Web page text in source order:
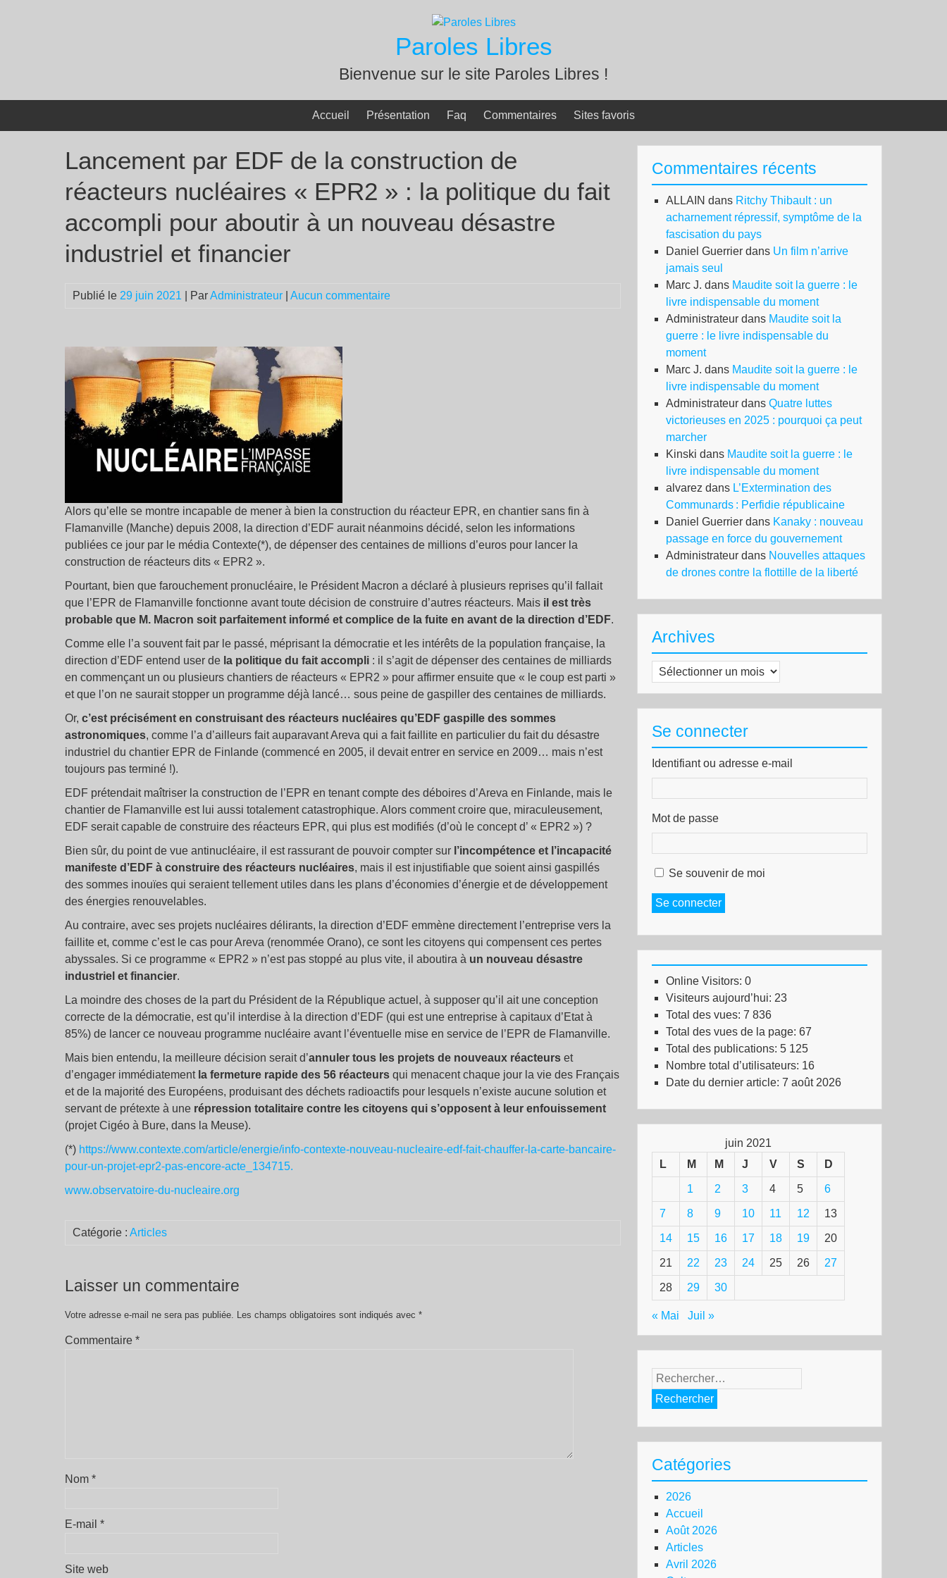
Paroles Libres
Bienvenue sur le site Paroles Libres !
Accueil Présentation Faq Commentaires Sites favoris
Lancement par EDF de la construction de
réacteurs nucléaires « EPR2 » : la politique du fait
accompli pour aboutir à un nouveau désastre
industriel et financier
Publié le 29 juin 2021 | ParAdministrateur Aucun commentaire
Alors qu’elle se montre incapable de mener à bien la construction du réacteur EPR, en chantier sans fin à
Flamanville (Manche) depuis 2008, la direction d’EDF aurait néanmoins décidé, selon les informations
publiées ce jour par le média Contexte(*), de dépenser des centaines de millions d’euros pour lancer la
construction de réacteurs dits « EPR2 ».
Pourtant, bien que farouchement pronucléaire, le Président Macron a déclaré à plusieurs reprises qu’il fallait
que l’EPR de Flamanville fonctionne avant toute décision de construire d’autres réacteurs. Mais il est très
probable que M. Macron soit parfaitement informé et complice de la fuite en avant de la direction d’EDF.
Comme elle l’a souvent fait par le passé, méprisant la démocratie et les intérêts de la population française, la
direction d’EDF entend user de la politique du fait accompli : il s’agit de dépenser des centaines de milliards
en commençant un ou plusieurs chantiers de réacteurs « EPR2 » pour affirmer ensuite que « le coup est parti »
et que l’on ne saurait stopper un programme déjà lancé… sous peine de gaspiller des centaines de milliards.
Or, c’est précisément en construisant des réacteurs nucléaires qu’EDF gaspille des sommes
astronomiques, comme l’a d’ailleurs fait auparavant Areva qui a fait faillite en particulier du fait du désastre
industriel du chantier EPR de Finlande (commencé en 2005, il devait entrer en service en 2009… mais n’est
toujours pas terminé !).
EDF prétendait maîtriser la construction de l’EPR en tenant compte des déboires d’Areva en Finlande, mais le
chantier de Flamanville est lui aussi totalement catastrophique. Alors comment croire que, miraculeusement,
EDF serait capable de construire des réacteurs EPR, qui plus est modifiés (d’où le concept d’ « EPR2 ») ?
Bien sûr, du point de vue antinucléaire, il est rassurant de pouvoir compter sur l’incompétence et l’incapacité
manifeste d’EDF à construire des réacteurs nucléaires, mais il est injustifiable que soient ainsi gaspillés
des sommes inouïes qui seraient tellement utiles dans les plans d’économies d’énergie et de développement
des énergies renouvelables.
Au contraire, avec ses projets nucléaires délirants, la direction d’EDF emmène directement l’entreprise vers la
faillite et, comme c’est le cas pour Areva (renommée Orano), ce sont les citoyens qui compensent ces pertes
abyssales. Si ce programme « EPR2 » n’est pas stoppé au plus vite, il aboutira à un nouveau désastre
industriel et financier.
La moindre des choses de la part du Président de la République actuel, à supposer qu’il ait une conception
correcte de la démocratie, est qu’il interdise à la direction d’EDF (qui est une entreprise à capitaux d’Etat à
85%) de lancer ce nouveau programme nucléaire avant l’éventuelle mise en service de l’EPR de Flamanville.
Mais bien entendu, la meilleure décision serait d’annuler tous les projets de nouveaux réacteurs et
d’engager immédiatement la fermeture rapide des 56 réacteurs qui menacent chaque jour la vie des Français
et de la majorité des Européens, produisant des déchets radioactifs pour lesquels n’existe aucune solution et
servant de prétexte à une répression totalitaire contre les citoyens qui s’opposent à leur enfouissement
(projet Cigéo à Bure, dans la Meuse).
(*) https://www.contexte.com/article/energie/info-contexte-nouveau-nucleaire-edf-fait-chauffer-la-carte-bancaire-
pour-un-projet-epr2-pas-encore-acte_134715.
www.observatoire-du-nucleaire.org
Catégorie : Articles
Laisser un commentaire
Votre adresse e-mail ne sera pas publiée. Les champs obligatoires sont indiqués avec *
Commentaire *
Nom *
E-mail *
Site web
Commentaires récents
ALLAIN dans Ritchy Thibault : un
acharnement répressif, symptôme de la
fascisation du pays
Daniel Guerrier dans Un film n’arrive
jamais seul
Marc J. dans Maudite soit la guerre : le
livre indispensable du moment
Administrateur dans Maudite soit la
guerre : le livre indispensable du
moment
Marc J. dans Maudite soit la guerre : le
livre indispensable du moment
Administrateur dans Quatre luttes
victorieuses en 2025 : pourquoi ça peut
marcher
Kinski dans Maudite soit la guerre : le
livre indispensable du moment
alvarez dans L’Extermination des
Communards : Perfidie républicaine
Daniel Guerrier dans Kanaky : nouveau
passage en force du gouvernement
Administrateur dans Nouvelles attaques
de drones contre la flottille de la liberté
Archives
Archives
Se connecter
Identifiant ou adresse e-mail
Mot de passe
Se souvenir de moi
Se connecter
Online Visitors: 0
Visiteurs aujourd’hui: 23
Total des vues: 7 836
Total des vues de la page: 67
Total des publications: 5 125
Nombre total d’utilisateurs: 16
Date du dernier article: 7 août 2026
juin 2021
L
M M J V S D
1 2 3 4 5 6
7 8 9 10 11 12 13
14 15 16 17 18 19 20
21 22 23 24 25 26 27
28 29 30
« Mai Juil »
Rechercher :
Catégories
2026
Accueil
Août 2026
Articles
Avril 2026